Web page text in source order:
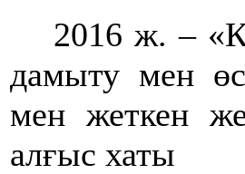
2016 ж. –
дамыту мен
мен жеткен
алғыс хаты